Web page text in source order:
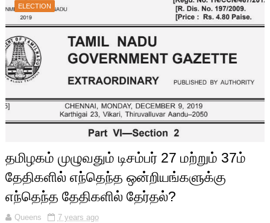
ELECTION
தமிழகம் முழுவதும் டிசம்பர் 27 மற்றும் 37ம்
தேதிகளில் எந்தெந்த ஒன்றியங்களுக்கு
எந்தெந்த தேதிகளில் தேர்தல்?
Queens
7 years ago